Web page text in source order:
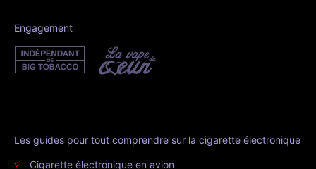
Engagement
Les guides pour tout comprendre sur la cigarette électronique
Cigarette électronique en avion